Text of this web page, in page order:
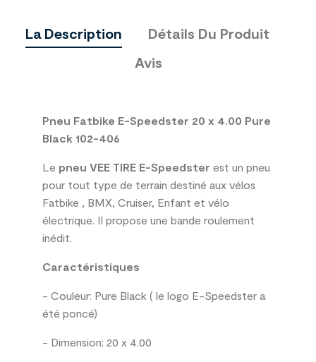
La Description
Détails Du Produit
Avis
Pneu Fatbike E-Speedster 20 x 4.00 Pure
Black 102-406
Le pneu VEE TIRE E-Speedster est un pneu
pour tout type de terrain destiné aux vélos
Fatbike , BMX, Cruiser, Enfant et vélo
électrique. Il propose une bande roulement
inédit.
Caractéristiques
- Couleur: Pure Black ( le logo E-Speedster a
été poncé)
- Dimension: 20 x 4.00